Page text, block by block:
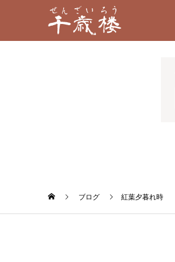
ブログ 紅葉夕暮れ時